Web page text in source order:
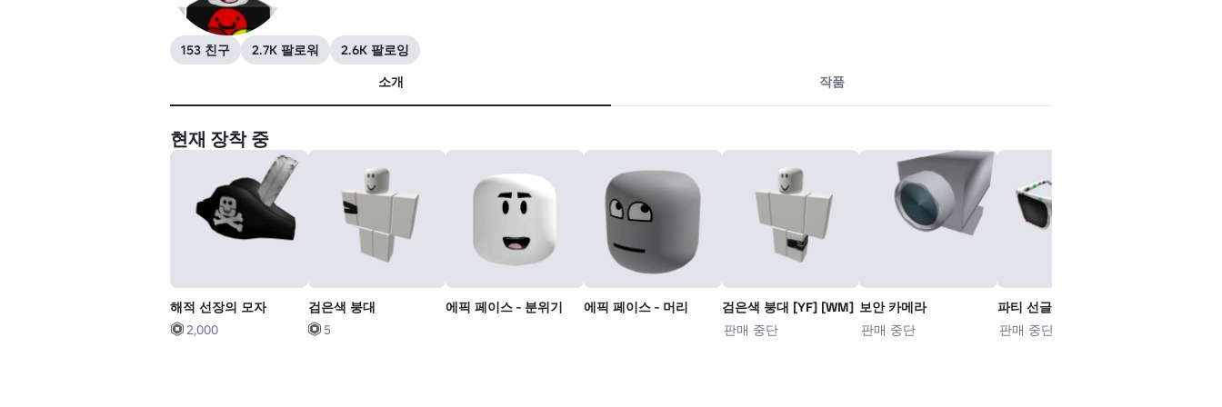
153 친구 2.7K 팔로워
2.6K 팔로잉
소개
작품
현재 장착 중
해적 선장의 모자
2,000
검은색 붕대
5
에픽 페이스 - 분위기 에픽 페이스 - 머리
검은색 붕대 [YF] [WM]
판매 중단
보안 카메라
판매 중단
파티 선글라스
판매 중단